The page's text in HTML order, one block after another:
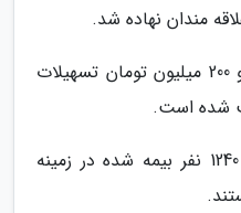
مندان نهاده شد.
طی 6 ماه گذشته، 3 میلیارد و 200 میلیون تومان تسهیلات
شده است.
1250 کارگاه و 56 فروشگاه با 1240 نفر بیمه شده در زمینه